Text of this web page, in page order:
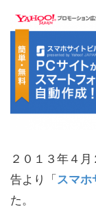
お問い合わせ
２０１３年４
告より「スマ
た。